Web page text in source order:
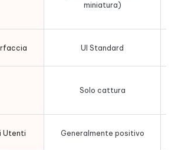
miniatura)
UI Standard
Solo cattura
Utenti Generalmente positivo